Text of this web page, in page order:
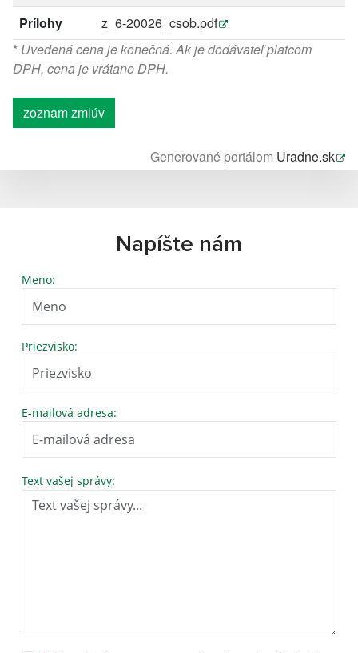
Prílohy
z_6-20026_csob.pdf
* Uvedená cena je konečná. Ak je dodávateľ platcom
DPH, cena je vrátane DPH.
zoznam zmlúv
Generované portálom Uradne.sk
Napíšte nám
Meno:
Priezvisko:
E-mailová adresa:
Text vašej správy: